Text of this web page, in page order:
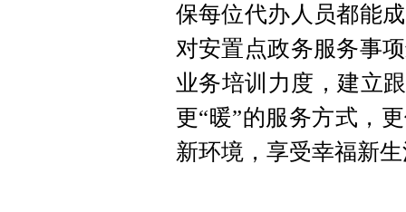
保每位代办人员都能
对安置点政务服务事
业务培训力度，建立
更“暖”的服务方式，
新环境，享受幸福新